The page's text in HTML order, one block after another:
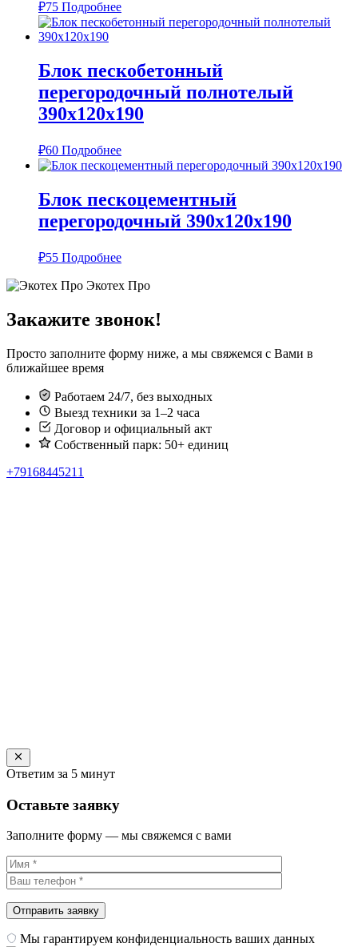
₽75 Подробнее
Блок пескобетонный
перегородочный полнотелый
390х120х190
₽60 Подробнее
Блок пескоцементный
перегородочный 390х120х190
₽55 Подробнее
Экотех Про
Закажите звонок!
Просто заполните форму ниже, а мы свяжемся с Вами в
ближайшее время
Работаем 24/7, без выходных
Выезд техники за 1–2 часа
Договор и официальный акт
Собственный парк: 50+ единиц
+79168445211
Ответим за 5 минут
Оставьте заявку
Заполните форму — мы свяжемся с вами
Мы гарантируем конфиденциальность ваших данных